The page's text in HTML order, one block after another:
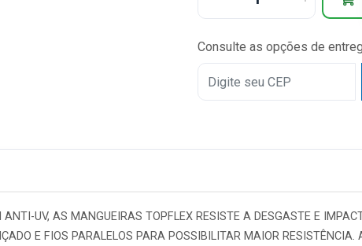
4x
5x
10x
Consulte as opções de
UV, AS MANGUEIRAS TOPFLEX RESISTE A DESGASTE E
E FIOS PARALELOS PARA POSSIBILITAR MAIOR